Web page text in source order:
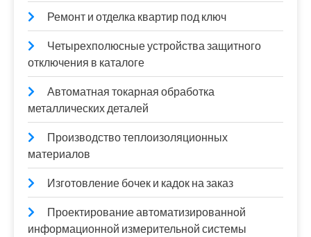
Ремонт и отделка квартир под ключ
Четырехполюсные устройства защитного
отключения в каталоге
Автоматная токарная обработка
металлических деталей
Производство теплоизоляционных
материалов
Изготовление бочек и кадок на заказ
Проектирование автоматизированной
информационной измерительной системы